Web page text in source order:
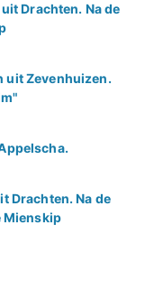
Drachten. Na de
uit Zevenhuizen.
Drachten. Na de
Mienskip